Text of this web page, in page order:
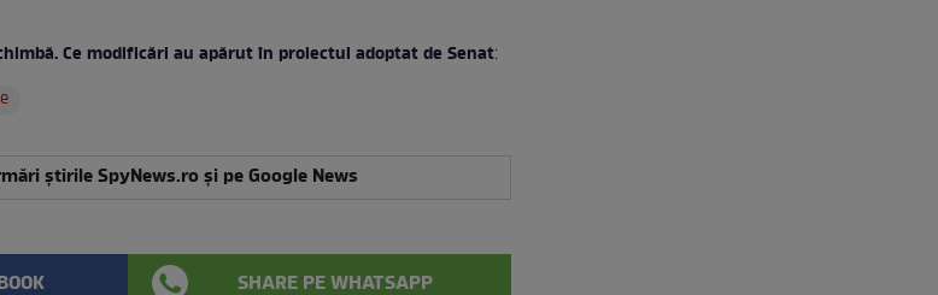
Ce modificări au apărut în proiectul adoptat de Senat:
știrile SpyNews.ro și pe Google News
SHARE PE WHATSAPP